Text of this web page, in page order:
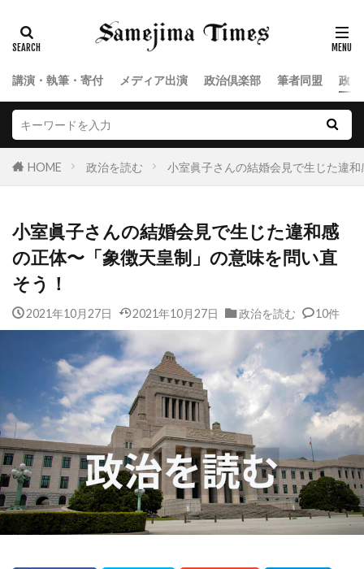
講演・執筆・寄付 メディア出演 政治倶楽部 筆者同盟 政
HOME 政治を読む 小室眞子さんの結婚会見で生じた違
小室眞子さんの結婚会見で生じた違和感
の正体〜「象徴天皇制」の意味を問い直
そう！
2021年10月27日 2021年10月27日 政治を読む 10件